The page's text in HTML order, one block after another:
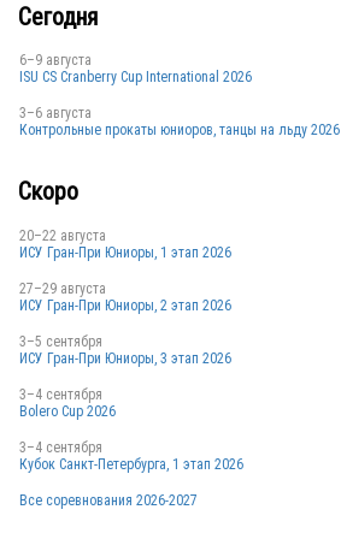
NED
RUS
Сегодня
6–9 августа
ISU CS Cranberry Cup International 2026
3–6 августа
Контрольные прокаты юниоров, танцы на льду 2026
Скоро
20–22 августа
ИСУ Гран-При Юниоры, 1 этап 2026
27–29 августа
ИСУ Гран-При Юниоры, 2 этап 2026
3–5 сентября
ИСУ Гран-При Юниоры, 3 этап 2026
3–4 сентября
Bolero Cup 2026
3–4 сентября
Кубок Санкт-Петербурга, 1 этап 2026
Все соревнования 2026-2027